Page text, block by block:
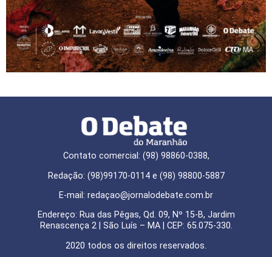
Contato comercial: (98) 98860-0388,
Redação: (98)99170-0114 e (98) 98800-5887
E-mail: redaçao@jornalodebate.com.br
Endereço: Rua das Pêgas, Qd. 09, Nº 15-B, Jardim
Renascença 2 | São Luís – MA | CEP: 65.075-330.
2020 todos os direitos reservados.